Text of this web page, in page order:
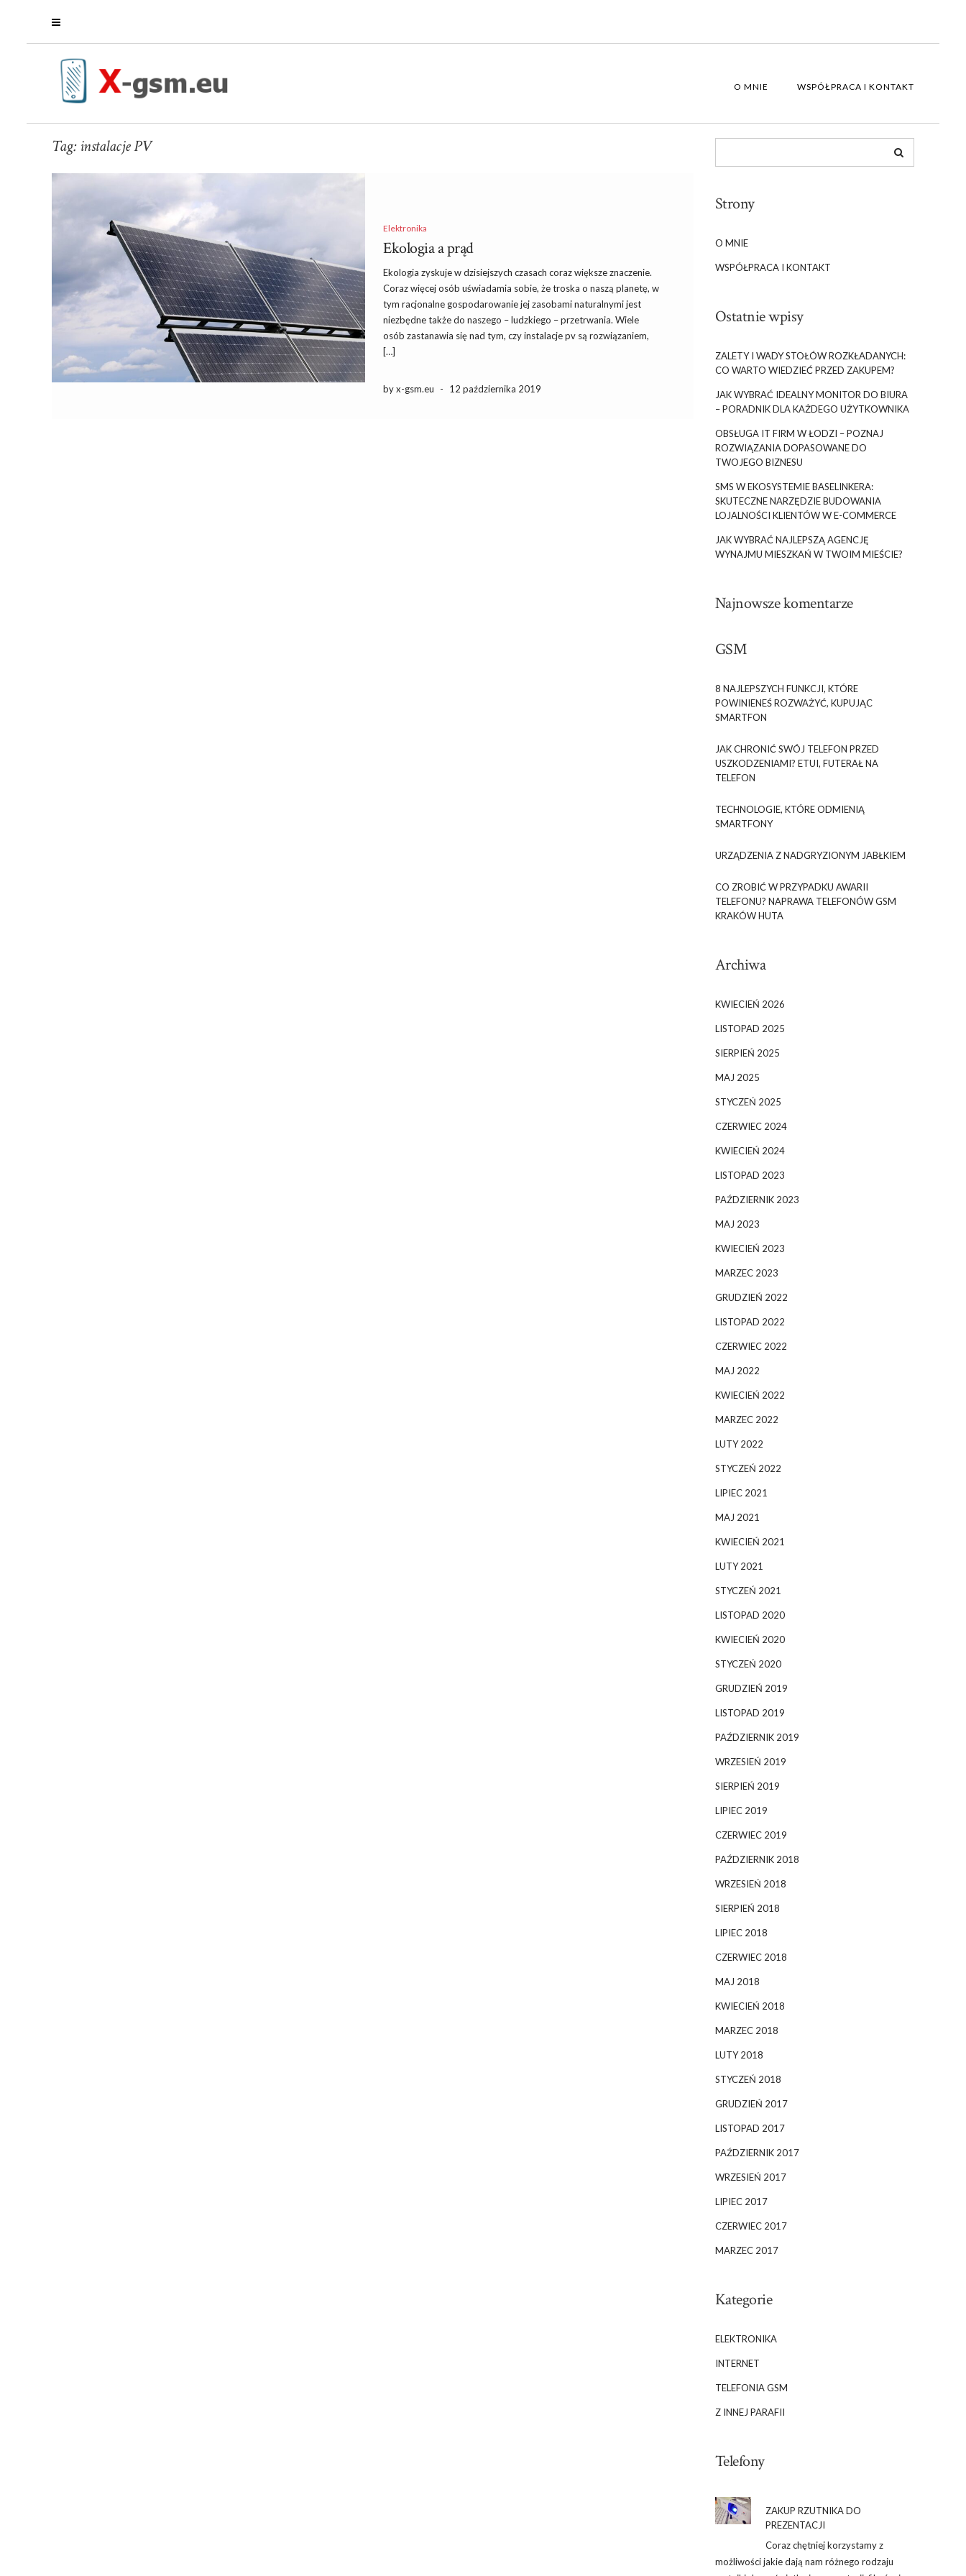
O MNIE WSPÓŁPRACA I KONTAKT
Tag: instalacje PV
Elektronika
Ekologia a prąd
Ekologia zyskuje w dzisiejszych czasach coraz większe znaczenie.
Coraz więcej osób uświadamia sobie, że troska o naszą planetę, w
tym racjonalne gospodarowanie jej zasobami naturalnymi jest
niezbędne także do naszego – ludzkiego – przetrwania. Wiele
osób zastanawia się nad tym, czy instalacje pv są rozwiązaniem,
[…]
by x-gsm.eu - 12 października 2019
Strony
O MNIE
WSPÓŁPRACA I KONTAKT
Ostatnie wpisy
ZALETY I WADY STOŁÓW ROZKŁADANYCH:
CO WARTO WIEDZIEĆ PRZED ZAKUPEM?
JAK WYBRAĆ IDEALNY MONITOR DO BIURA
– PORADNIK DLA KAŻDEGO UŻYTKOWNIKA
OBSŁUGA IT FIRM W ŁODZI – POZNAJ
ROZWIĄZANIA DOPASOWANE DO
TWOJEGO BIZNESU
SMS W EKOSYSTEMIE BASELINKERA:
SKUTECZNE NARZĘDZIE BUDOWANIA
LOJALNOŚCI KLIENTÓW W E-COMMERCE
JAK WYBRAĆ NAJLEPSZĄ AGENCJĘ
WYNAJMU MIESZKAŃ W TWOIM MIEŚCIE?
Najnowsze komentarze
GSM
8 NAJLEPSZYCH FUNKCJI, KTÓRE
POWINIENEŚ ROZWAŻYĆ, KUPUJĄC
SMARTFON
JAK CHRONIĆ SWÓJ TELEFON PRZED
USZKODZENIAMI? ETUI, FUTERAŁ NA
TELEFON
TECHNOLOGIE, KTÓRE ODMIENIĄ
SMARTFONY
URZĄDZENIA Z NADGRYZIONYM JABŁKIEM
CO ZROBIĆ W PRZYPADKU AWARII
TELEFONU? NAPRAWA TELEFONÓW GSM
KRAKÓW HUTA
Archiwa
KWIECIEŃ 2026
LISTOPAD 2025
SIERPIEŃ 2025
MAJ 2025
STYCZEŃ 2025
CZERWIEC 2024
KWIECIEŃ 2024
LISTOPAD 2023
PAŹDZIERNIK 2023
MAJ 2023
KWIECIEŃ 2023
MARZEC 2023
GRUDZIEŃ 2022
LISTOPAD 2022
CZERWIEC 2022
MAJ 2022
KWIECIEŃ 2022
MARZEC 2022
LUTY 2022
STYCZEŃ 2022
LIPIEC 2021
MAJ 2021
KWIECIEŃ 2021
LUTY 2021
STYCZEŃ 2021
LISTOPAD 2020
KWIECIEŃ 2020
STYCZEŃ 2020
GRUDZIEŃ 2019
LISTOPAD 2019
PAŹDZIERNIK 2019
WRZESIEŃ 2019
SIERPIEŃ 2019
LIPIEC 2019
CZERWIEC 2019
PAŹDZIERNIK 2018
WRZESIEŃ 2018
SIERPIEŃ 2018
LIPIEC 2018
CZERWIEC 2018
MAJ 2018
KWIECIEŃ 2018
MARZEC 2018
LUTY 2018
STYCZEŃ 2018
GRUDZIEŃ 2017
LISTOPAD 2017
PAŹDZIERNIK 2017
WRZESIEŃ 2017
LIPIEC 2017
CZERWIEC 2017
MARZEC 2017
Kategorie
ELEKTRONIKA
INTERNET
TELEFONIA GSM
Z INNEJ PARAFII
Telefony
ZAKUP RZUTNIKA DO
PREZENTACJI
Coraz chętniej korzystamy z
możliwości jakie dają nam różnego rodzaju